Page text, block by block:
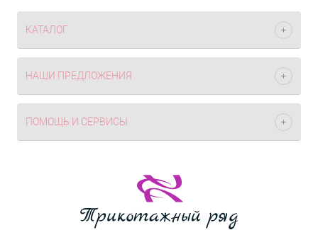
КАТАЛОГ
НАШИ ПРЕДЛОЖЕНИЯ
ПОМОЩЬ И СЕРВИСЫ